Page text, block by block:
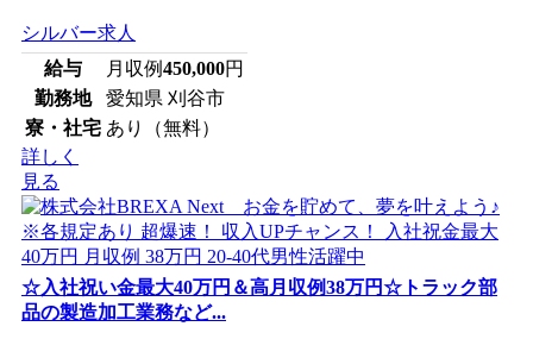
シルバー求人
給与
月収例450,000円
勤務地
愛知県 刈谷市
寮・社宅 あり（無料）
詳しく
見る
☆入社祝い金最大40万円＆高月収例38万円☆トラック部
品の製造加工業務など...